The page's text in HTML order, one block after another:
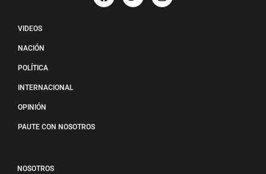
VIDEOS
NACIÓN
POLÍTICA
INTERNACIONAL
OPINIÓN
PAUTE CON NOSOTROS
NOSOTROS